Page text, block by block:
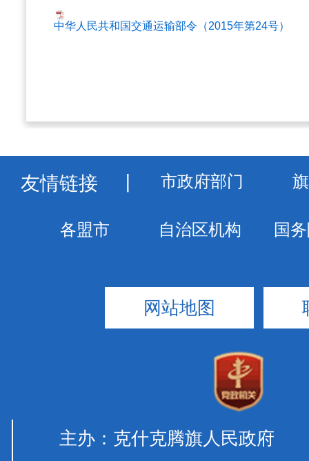
字号： 大 中 小
中华人民共和国交通运输部令（2015年第24号）
友情链接
网站地图
主办：克什克腾旗人民政府